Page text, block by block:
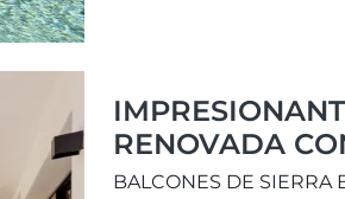
RENOVADA
SITUADA EN
BALCONES DE SIERRA